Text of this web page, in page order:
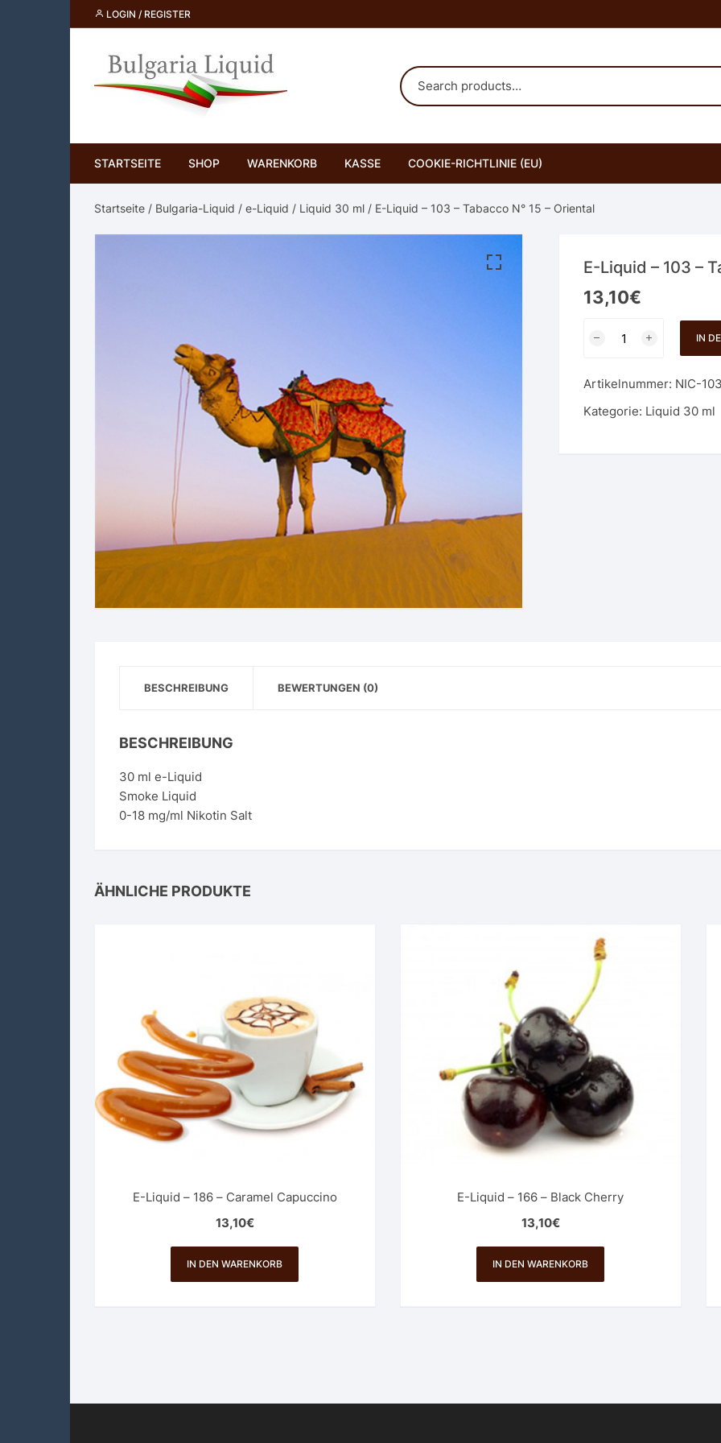
to
LOGIN / REGISTER
STARTSEITE SHOP WARENKORB KASSE COOKIE-RICHTLINIE (EU)
Startseite / Bulgaria-Liquid / e-Liquid / Liquid 30 ml / E-Liquid – 103 – Tabacco N° 15 – Oriental
E-Liquid – 103 –
13,10€
103
-
Tabacco
IN
Artikelnummer: NIC-
Kategorie: Liquid 30 ml
BESCHREIBUNG BEWERTUNGEN (0)
BESCHREIBUNG
30 ml e-Liquid
Smoke Liquid
0-18 mg/ml Nikotin Salt
ÄHNLICHE PRODUKTE
E-Liquid – 186 – Caramel Capuccino
13,10€
IN DEN WARENKORB
E-Liquid – 166 – Black Cherry
13,10€
IN DEN WARENKORB